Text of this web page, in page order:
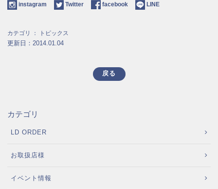
instagram Twitter facebook LINE
カテゴリ ： トピックス
更新日：2014.01.04
戻る
カテゴリ
LD ORDER
お取扱店様
イベント情報